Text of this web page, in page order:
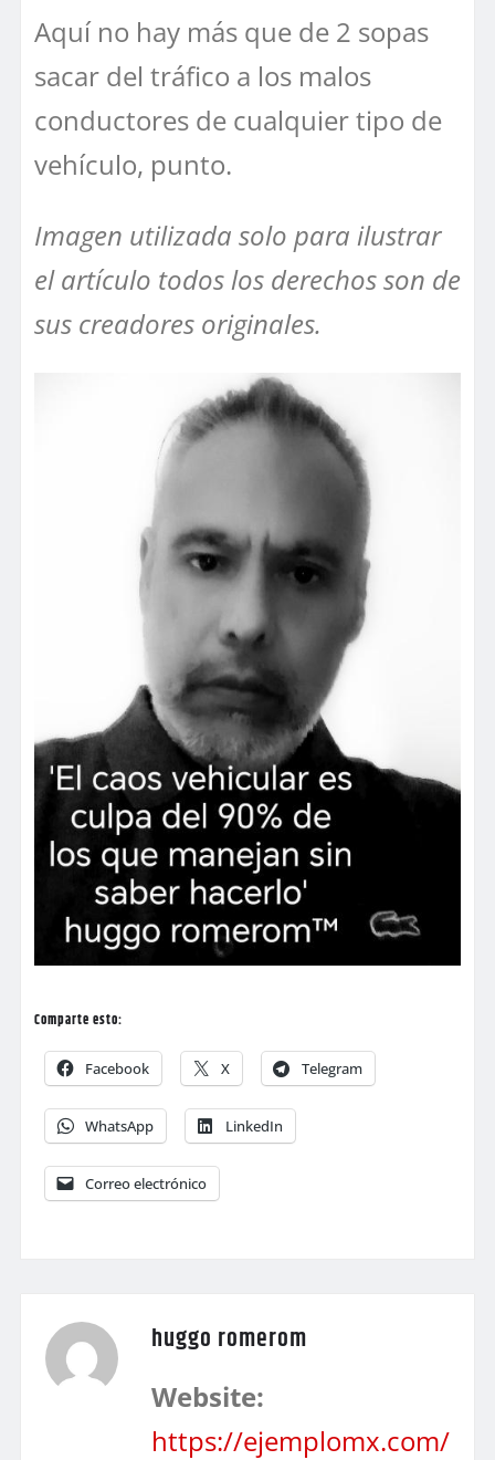
Aquí no hay más que de 2 sopas
sacar del tráfico a los malos
conductores de cualquier tipo de
vehículo, punto.
Imagen utilizada solo para ilustrar
el artículo todos los derechos son de
sus creadores originales.
Comparte esto:
Facebook X Telegram
WhatsApp LinkedIn
Correo electrónico
huggo romerom
Website:
https://ejemplomx.com/